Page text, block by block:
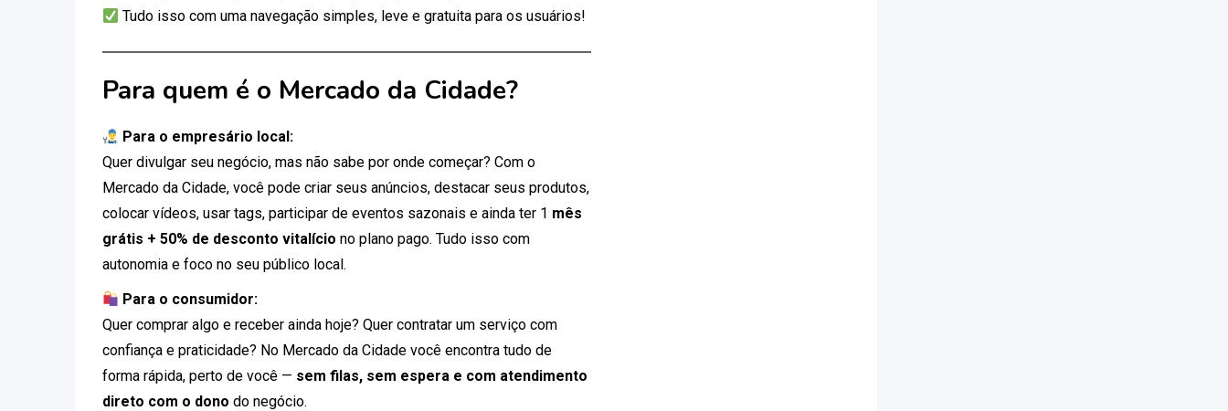
Tudo isso com uma navegação simples, leve e gratuita para os usuários!
Para quem é o Mercado da Cidade?
Para o empresário local:
Quer divulgar seu negócio, mas não sabe por onde começar? Com o
Mercado da Cidade, você pode criar seus anúncios, destacar seus produtos,
colocar vídeos, usar tags, participar de eventos sazonais e ainda ter 1 mês
grátis + 50% de desconto vitalício no plano pago. Tudo isso com
autonomia e foco no seu público local.
Para o consumidor:
Quer comprar algo e receber ainda hoje? Quer contratar um serviço com
confiança e praticidade? No Mercado da Cidade você encontra tudo de
forma rápida, perto de você — sem filas, sem espera e com atendimento
direto com o dono do negócio.